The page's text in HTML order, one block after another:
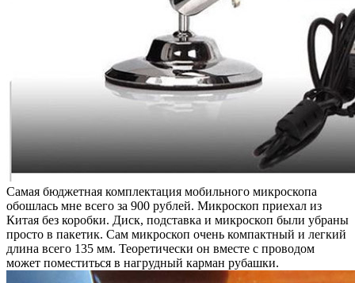
Самая бюджетная комплектация мобильного микроскопа
обошлась мне всего за 900 рублей. Микроскоп приехал из
Китая без коробки. Диск, подставка и микроскоп были убраны
просто в пакетик. Сам микроскоп очень компактный и легкий
длина всего 135 мм. Теоретически он вместе с проводом
может поместиться в нагрудный карман рубашки.